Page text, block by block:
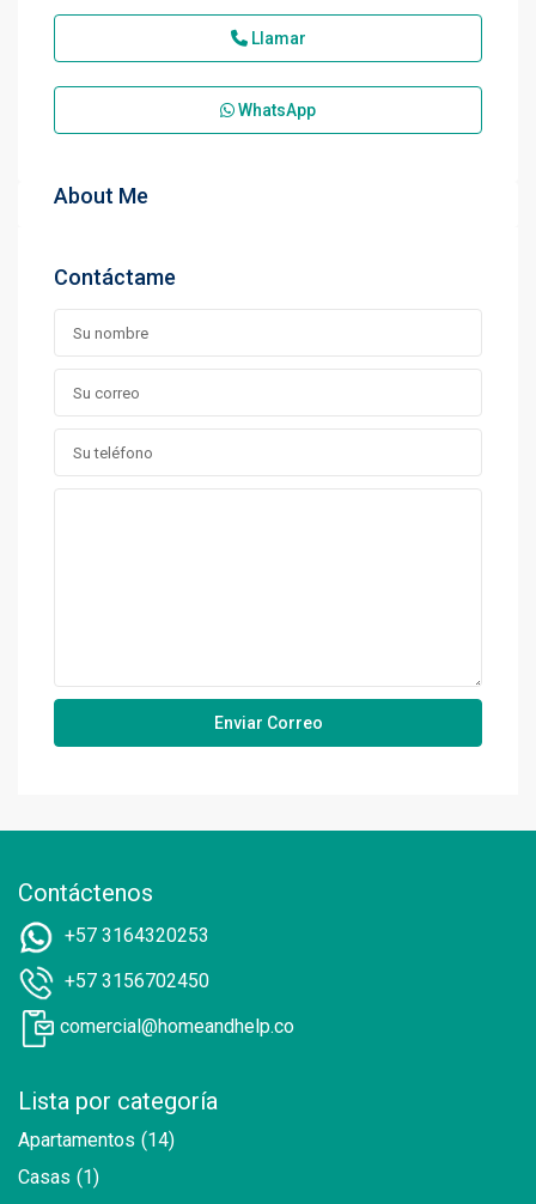
Llamar
WhatsApp
About Me
Contáctame
Contáctenos
+57 3164320253
+57 3156702450
comercial@homeandhelp.co
Lista por categoría
Apartamentos (14)
Casas (1)